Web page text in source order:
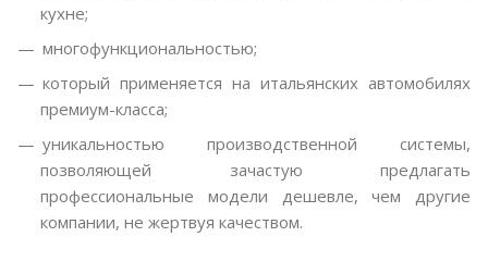
кухне;
многофункциональностью;
который применяется на итальянских автомобилях
премиум-класса;
уникальностью производственной системы,
позволяющей зачастую предлагать
профессиональные модели дешевле, чем другие
компании, не жертвуя качеством.